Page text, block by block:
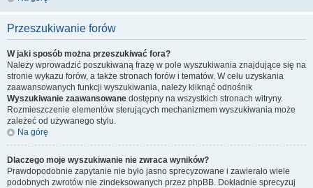
Przeszukiwanie forów
W jaki sposób można przeszukiwać fora?
Należy wprowadzić poszukiwaną frazę w pole wyszukiwania znajdujące się na
stronie wykazu forów, a także stronach forów i tematów. W celu uzyskania
zaawansowanych funkcji wyszukiwania, należy kliknąć odnośnik
Wyszukiwanie zaawansowane dostępny na wszystkich stronach witryny.
Rozmieszczenie elementów sterujących mechanizmem wyszukiwania może
zależeć od używanego stylu.
Na górę
Dlaczego moje wyszukiwanie nie zwraca wyników?
Prawdopodobnie zapytanie nie było jasno sprecyzowane i zawierało wiele
podobnych zwrotów nie zindeksowanych przez phpBB. Dokładnie sprecyzuj